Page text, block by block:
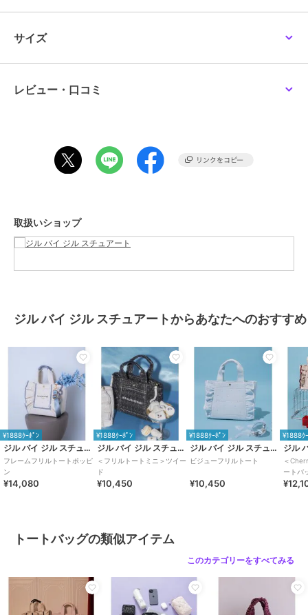
ショップ
商品カテゴリ バッグ ／トートバッグ
性別タイプ
ＦＲ
-
フリル
フリル
/中（幅21～30cm以下）
/カジュアル /2WAY以上
原産国 中国製
サイズ
レビュー・口コミ
取扱いショップ
ジル バイ ジル スチュアートからあなたへのおすすめ
¥1888ｸｰﾎﾟﾝ
ジル バイ ジル スチュアート
フレームフリルトートポッピ
ン
¥14,080
¥1888ｸｰﾎﾟﾝ
ジル バイ ジル スチュアート
＜フリルトートミニ＞ツイー
ド
¥10,450
¥1888ｸｰﾎﾟﾝ
ジル バイ ジル スチュアート
ビジューフリルトート
¥10,450
¥1888ｸ
＜
ートバ
トートバッグの類似アイテム
このカテゴリーをすべてみる